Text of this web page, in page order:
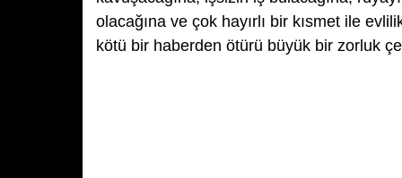
olacağına ve çok hayırlı bir kısmet ile
kötü bir haberden ötürü büyük bir zorluk